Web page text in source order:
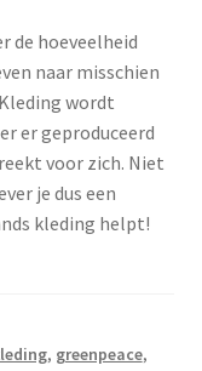
de hoeveelheid
naar misschien
wordt
er geproduceerd
voor zich. Niet
je dus een
kleding helpt!
, greenpeace,